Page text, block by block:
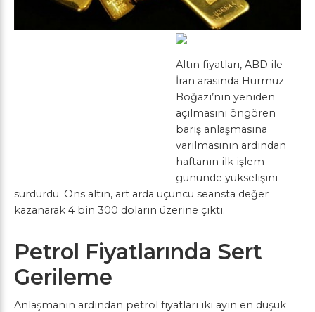
Altın fiyatları, ABD ile
İran arasında Hürmüz
Boğazı’nın yeniden
açılmasını öngören
barış anlaşmasına
varılmasının ardından
haftanın ilk işlem
gününde yükselişini
sürdürdü. Ons altın, art arda üçüncü seansta değer
kazanarak 4 bin 300 doların üzerine çıktı.
Petrol Fiyatlarında Sert
Gerileme
Anlaşmanın ardından petrol fiyatları iki ayın en düşük